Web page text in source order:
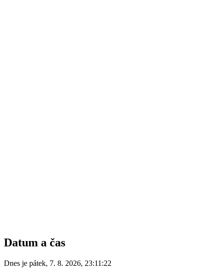
Datum a čas
Dnes je pátek, 7. 8. 2026, 23:11:22